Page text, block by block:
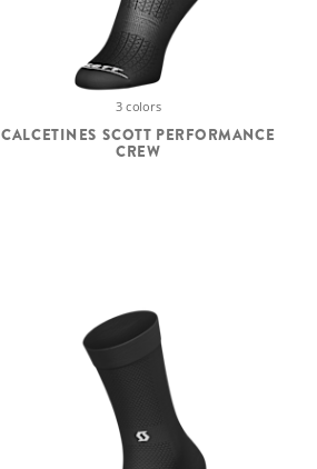
3 colors
CALCETINES SCOTT PERFORMANCE
CREW